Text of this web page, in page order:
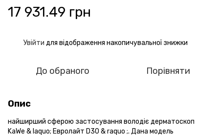
17 931.49 грн
Увійти для відображення накопичувальної знижки
До обраного Порівняти
Опис
найширший сферою застосування володіє дерматоскоп
KaWe & laquo; Евролайт D30 & raquo ;. Дана модель